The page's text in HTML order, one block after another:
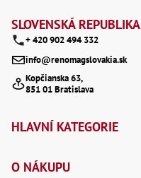
SLOVENSKÁ REPUBLIKA
+ 420 902 494 332
info@renomagslovakia.sk
Kopčianska 63,
851 01 Bratislava
HLAVNÍ KATEGORIE
O NÁKUPU